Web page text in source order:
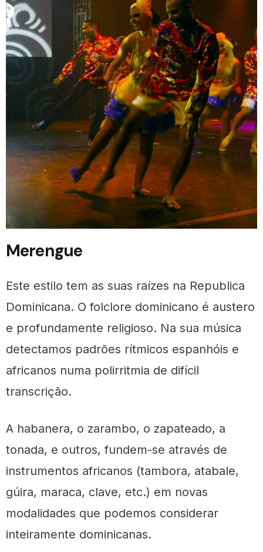
Merengue
Este estilo tem as suas raízes na Republica
Dominicana. O folclore dominicano é austero
e profundamente religioso. Na sua música
detectamos padrões rítmicos espanhóis e
africanos numa polirritmia de difícil
transcrição.
A habanera, o zarambo, o zapateado, a
tonada, e outros, fundem-se através de
instrumentos africanos (tambora, atabale,
gúira, maraca, clave, etc.) em novas
modalidades que podemos considerar
inteiramente dominicanas.